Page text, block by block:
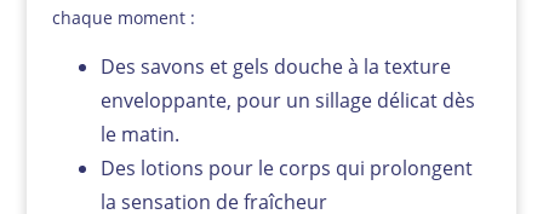
chaque moment :
Des savons et gels douche à la texture
enveloppante, pour un sillage délicat dès
le matin.
Des lotions pour le corps qui prolongent
la sensation de fraîcheur